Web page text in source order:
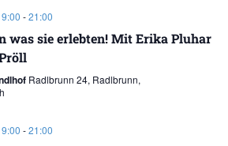
-21:00
was sie erlebten! Mit Erika Pluhar
Radlbrunn 24, Radlbrunn,
-21:00